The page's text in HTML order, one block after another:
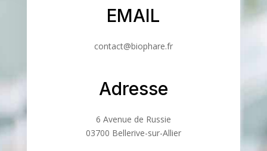
EMAIL
contact@biophare.fr
Adresse
6 Avenue de Russie
03700 Bellerive-sur-Allier